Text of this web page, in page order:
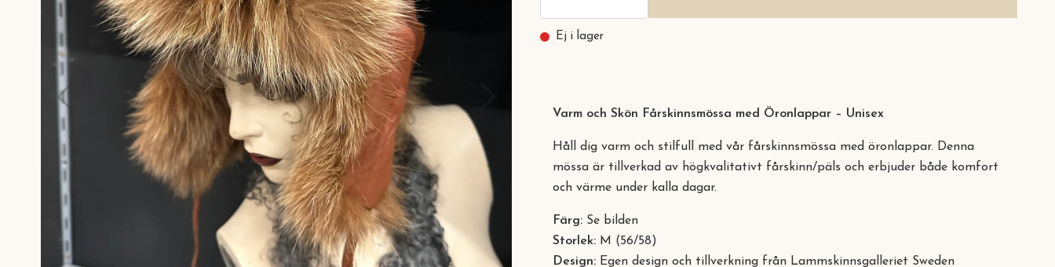
Ej i lager
Varm och Skön Fårskinnsmössa med Öronlappar – Unisex
Håll dig varm och stilfull med vår fårskinnsmössa med öronlappar. Denna
mössa är tillverkad av högkvalitativt fårskinn/päls och erbjuder både komfort
och värme under kalla dagar.
Färg: Se bilden
Storlek: M (56/58)
Design: Egen design och tillverkning från Lammskinnsgalleriet Sweden